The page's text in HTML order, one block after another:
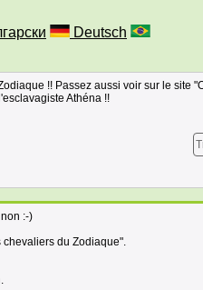
Deutsch
!! Passez aussi voir sur le site
Athéna !!
:-)
chevaliers du Zodiaque".